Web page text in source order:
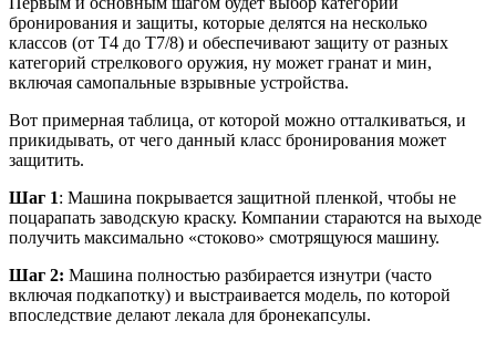
бронирования и защиты, которые делятся на несколько
классов (от Т4 до Т7/8) и обеспечивают защиту от разных
категорий стрелкового оружия, ну может гранат и мин,
включая самопальные взрывные устройства.
Вот примерная таблица, от которой можно отталкиваться, и
прикидывать, от чего данный класс бронирования может
защитить.
Шаг 1: Машина покрывается защитной пленкой, чтобы не
поцарапать заводскую краску. Компании стараются на выходе
получить максимально «стоково» смотрящуюся машину.
Шаг 2: Машина полностью разбирается изнутри (часто
включая подкапотку) и выстраивается модель, по которой
впоследствие делают лeкала для бронекапсулы.